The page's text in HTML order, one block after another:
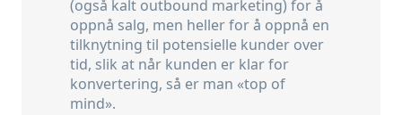
(også kalt outbound marketing) for å
oppnå salg, men heller for å oppnå en
tilknytning til potensielle kunder over
tid, slik at når kunden er klar for
konvertering, så er man «top of
mind».